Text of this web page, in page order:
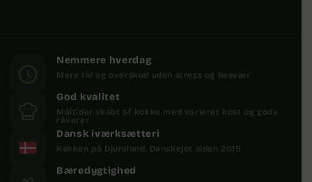
Nemmere hverdag
Mere tid og overskud uden stress og besvær
God kvalitet
Måltider skabt af kokke med varieret kost og gode
råvarer
Dansk iværksætteri
Køkken på Djursland. Danskejet siden 2015
Bæredygtighed